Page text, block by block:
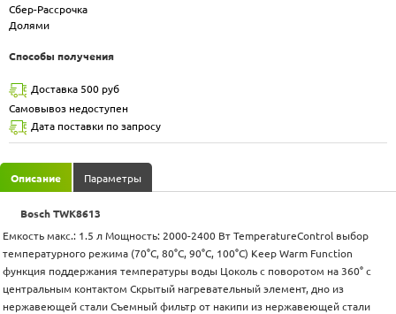
Сбер-Рассрочка
Долями
Способы получения
Доставка 500 руб
Самовывоз недоступен
Дата поставки по запросу
Описание Параметры
Bosch TWK8613
Емкость макс.: 1.5 л Мощность: 2000-2400 Вт TemperatureControl выбор
температурного режима (70°C, 80°C, 90°C, 100°C) Keep Warm Function
функция поддержания температуры воды Цоколь с поворотом на 360° с
центральным контактом Скрытый нагревательный элемент, дно из
нержавеющей стали Съемный фильтр от накипи из нержавеющей стали